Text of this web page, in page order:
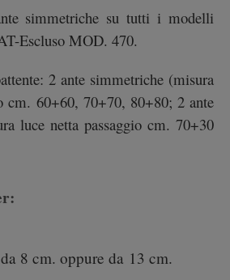
simmetriche su tutti i modelli
Escluso MOD. 470.
2 ante simmetriche (misura
cm. 60+60, 70+70, 80+80; 2 ante
luce netta passaggio cm. 70+30
8 cm. oppure da 13 cm.